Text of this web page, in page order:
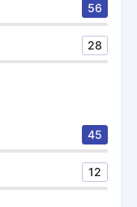
56
28
45
12